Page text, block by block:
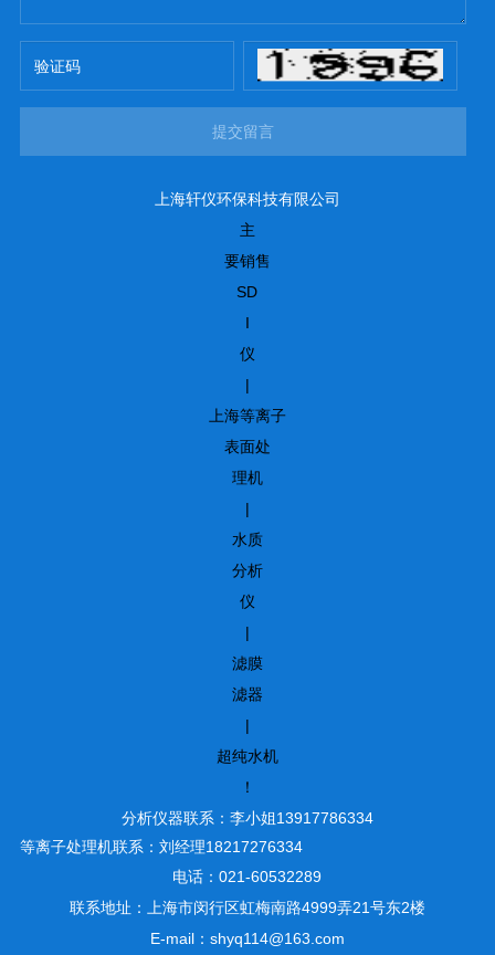
提交留言
上海轩仪环保科技有限公司
主
要销售
SD
I
仪
|
上海等离子
表面处
理机
|
水质
分析
仪
|
滤膜
滤器
|
超纯水机
！
分析仪器联系：李小姐13917786334
等离子处理机联系：刘经理18217276334
电话：021-60532289
联系地址：上海市闵行区虹梅南路4999弄21号东2楼
E-mail：shyq114@163.com